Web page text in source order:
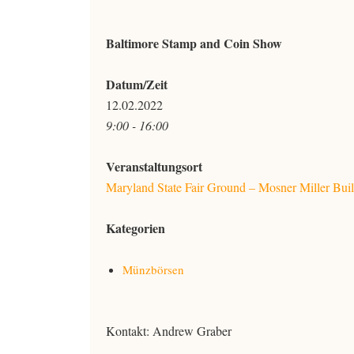
Baltimore Stamp and Coin Show
Datum/Zeit
12.02.2022
9:00 - 16:00
Veranstaltungsort
Maryland State Fair Ground – Mosner Miller
Kategorien
Münzbörsen
Kontakt: Andrew Graber